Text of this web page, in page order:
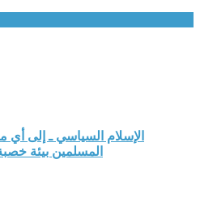
الإسلام السياسي ـ إلى أي
المسلمين بيئة